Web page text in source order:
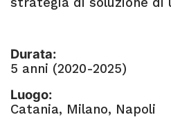
Durata:
5 anni (2020-2025)
Luogo:
Catania, Milano, Napoli